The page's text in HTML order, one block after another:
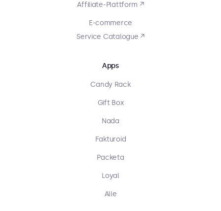
Affiliate-Plattform ↗
E-commerce
Service Catalogue ↗
Apps
Candy Rack
Gift Box
Nada
Fakturoid
Packeta
Loyal
Alle